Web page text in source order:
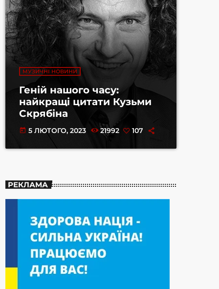
МУЗИЧНІ НОВИНИ
Геній нашого часу:
найкращі цитати Кузьми
Скрябіна
today 5 ЛЮТОГО, 2023 21992 107
РЕКЛАМА